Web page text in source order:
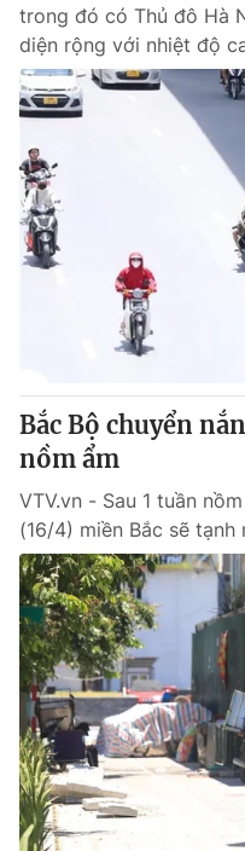
trong đó có Thủ đô Hà
diện rộng với nhiệt độ
Bắc Bộ chuyển
nồm ẩm
VTV.vn - Sau 1 tuần
(16/4) miền Bắc sẽ tạnh